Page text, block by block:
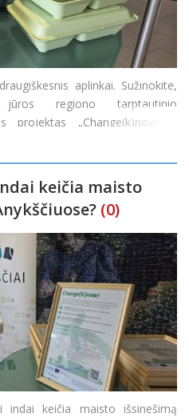
aplinkai. Sužinokite,
regiono tarptautinio
projektas „Change(k)now! –
naudojimo į žiedines arba
prist
keičia maisto
(0)
indai keičia maisto išsinešimą